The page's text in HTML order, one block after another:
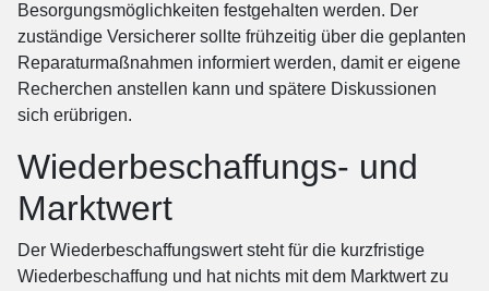
Besorgungsmöglichkeiten festgehalten werden. Der
zuständige Versicherer sollte frühzeitig über die geplanten
Reparaturmaßnahmen informiert werden, damit er eigene
Recherchen anstellen kann und spätere Diskussionen
sich erübrigen.
Wiederbeschaffungs- und
Marktwert
Der Wiederbeschaffungswert steht für die kurzfristige
Wiederbeschaffung und hat nichts mit dem Marktwert zu